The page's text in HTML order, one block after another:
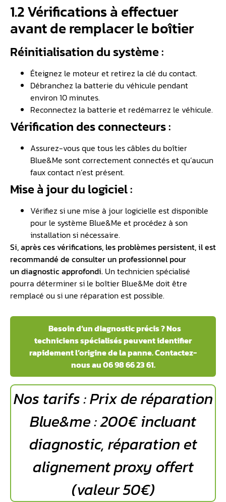
1.2 Vérifications à effectuer
avant de remplacer le boîtier
Réinitialisation du système :
Éteignez le moteur et retirez la clé du contact.
Débranchez la batterie du véhicule pendant
environ 10 minutes.
Reconnectez la batterie et redémarrez le véhicule.
Vérification des connecteurs :
Assurez-vous que tous les câbles du boîtier
Blue&Me sont correctement connectés et qu’aucun
faux contact n’est présent.
Mise à jour du logiciel :
Vérifiez si une mise à jour logicielle est disponible
pour le système Blue&Me et procédez à son
installation si nécessaire.
Si, après ces vérifications, les problèmes persistent, il est
recommandé de consulter un professionnel pour
undiagnosticapprofondi. Un technicien spécialisé
pourra déterminer si le boîtier Blue&Me doit être
remplacé ou si une réparation est possible.
Besoin d’un diagnostic précis ? Nos
techniciens spécialisés peuvent identifier
rapidement l’origine de la panne. Contactez-
nous au 06 98 66 23 61.
Nos tarifs : Prix de réparation
Blue&me : 200€ incluant
diagnostic, réparation et
alignement proxy offert
(valeur 50€)